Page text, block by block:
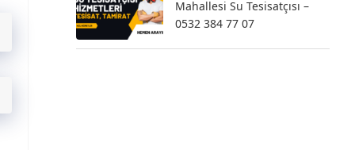
Mahallesi Su Tesisatçısı –
0532 384 77 07